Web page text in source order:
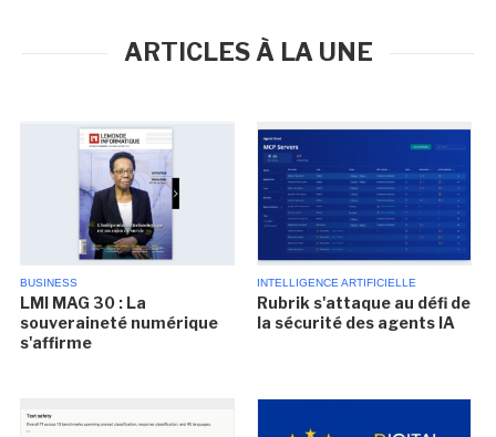
ARTICLES À LA UNE
BUSINESS
LMI MAG 30 : La
souveraineté numérique
s'affirme
INTELLIGENCE ARTIFICIELLE
Rubrik s'attaque au défi de
la sécurité des agents IA